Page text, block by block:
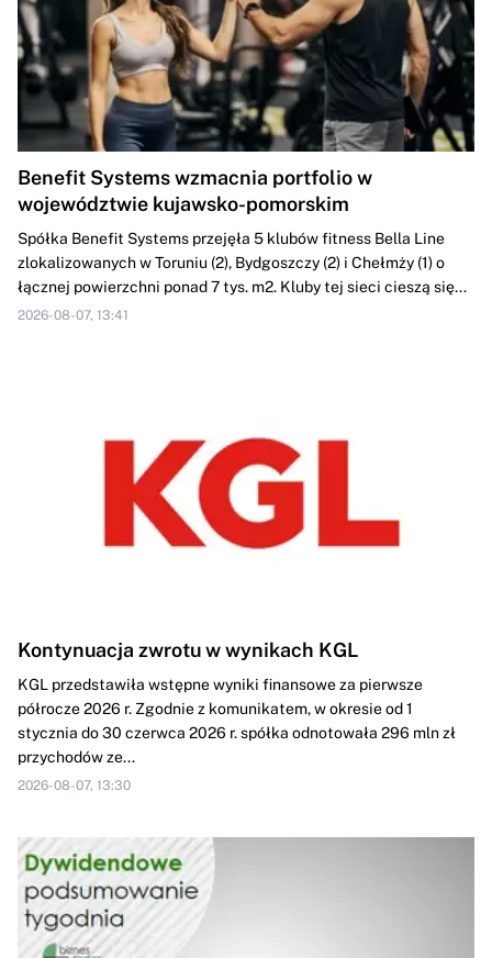
Benefit Systems wzmacnia portfolio w
województwie kujawsko-pomorskim
Spółka Benefit Systems przejęła 5 klubów fitness Bella Line
zlokalizowanych w Toruniu (2), Bydgoszczy (2) i Chełmży (1) o
łącznej powierzchni ponad 7 tys. m2. Kluby tej sieci cieszą się...
2026-08-07, 13:41
Kontynuacja zwrotu w wynikach KGL
KGL przedstawiła wstępne wyniki finansowe za pierwsze
półrocze 2026 r. Zgodnie z komunikatem, w okresie od 1
stycznia do 30 czerwca 2026 r. spółka odnotowała 296 mln zł
przychodów ze...
2026-08-07, 13:30